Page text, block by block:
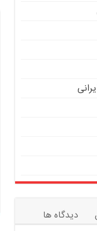
دیدگاه ها